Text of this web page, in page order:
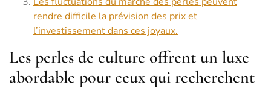
rendre difficile la prévision des prix et
l’investissement dans ces joyaux.
Les perles de culture offrent un luxe
abordable pour ceux qui recherchent